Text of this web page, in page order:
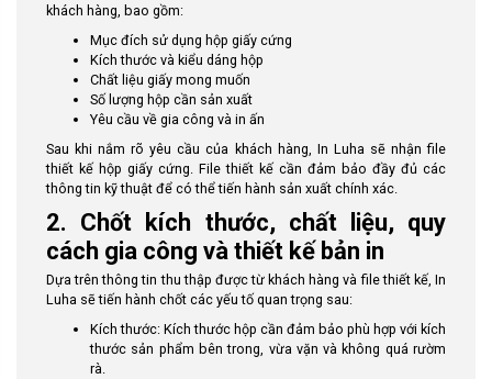
khách hàng, bao gồm:
Mục đích sử dụng hộp giấy cứng
Kích thước và kiểu dáng hộp
Chất liệu giấy mong muốn
Số lượng hộp cần sản xuất
Yêu cầu về gia công và in ấn
Sau khi nắm rõ yêu cầu của khách hàng, In Luha sẽ nhận file
thiết kế hộp giấy cứng. File thiết kế cần đảm bảo đầy đủ các
thông tin kỹ thuật để có thể tiến hành sản xuất chính xác.
2. Chốt kích thước, chất liệu, quy
cách gia công và thiết kế bản in
Dựa trên thông tin thu thập được từ khách hàng và file thiết kế, In
Luha sẽ tiến hành chốt các yếu tố quan trọng sau:
Kích thước: Kích thước hộp cần đảm bảo phù hợp với kích
thước sản phẩm bên trong, vừa vặn và không quá rườm
rà.